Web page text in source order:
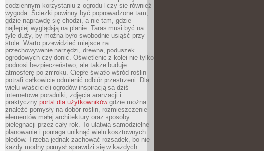
codziennym korzystaniu z ogrodu liczy się również
wygoda. Ścieżki powinny być poprowadzone tam,
gdzie naprawdę się chodzi, a nie tam, gdzie
najlepiej wyglądają na planie. Taras musi być na
tyle duży, by można było swobodnie usiąść przy
stole. Warto przewidzieć miejsce na
przechowywanie narzędzi, drewna, poduszek
ogrodowych czy donic. Oświetlenie z kolei nie tylko
podnosi bezpieczeństwo, ale także buduje
atmosferę po zmroku. Ciepłe światło wśród roślin
potrafi całkowicie odmienić odbiór przestrzeni. Dla
wielu właścicieli ogrodów inspiracją są dziś
internetowe poradniki, zdjęcia aranżacji i
praktyczny portal dla użytkownikówgdzie można
znaleźć pomysły na dobór roślin, rozmieszczenie
elementów małej architektury oraz sposoby
pielęgnacji przez cały rok. To ułatwia samodzielne
planowanie i pomaga uniknąć wielu kosztownych
błędów. Trzeba jednak zachować rozsądek, bo nie
każdy modny pomysł sprawdzi się w każdych